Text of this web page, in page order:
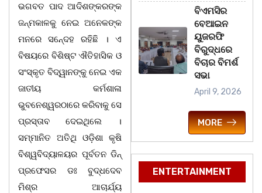
ଭଗବତ ପାଦ ଆଦିଶଙ୍କରଙ୍କ
ଜନ୍ମକାଳକୁ ନେଇ ଅନେକଙ୍କ
ମନରେ ସନେ୍ଦହ ରହିଛି । ଏ
ବିଷୟରେ ବିଶିଷ୍ଟ ଐତିହାସିକ ଓ
ସଂସ୍କୃତ ବିଦ୍ୱାନଙ୍କୁ ନେଇ ଏକ
ଜାତୀୟ କର୍ମଶାଳା
ଭୁବନେଶ୍ୱରଠାରେ କରିବାକୁ ସେ
ପ୍ରସ୍ତାବ ଦେଇଥିଲେ ।
ସମ୍ମାନିତ ଅତିଥି ଓଡ଼ିଶା କୃଷି
ବିଶ୍ୱବିଦ୍ୟାଳୟର ପୂର୍ବତନ ଡିନ୍
ପ୍ରଫେସର ଡଃ ବୁଦ୍ଧଦେବ
ମିଶ୍ର ଆଚାର୍ଯ୍ୟ
ବିଏମସିର
ବେଆଇନ
ୟୁଜରଫି
ବିରୁଦ୍ଧରେ
ବିଚାର ବିମର୍ଶ
ସଭା
April 9, 2026
MORE
ENTERTAINMENT